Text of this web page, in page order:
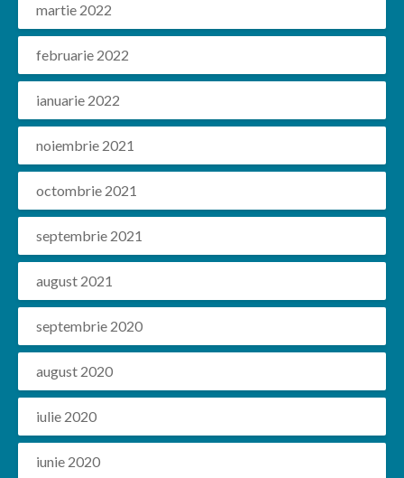
martie 2022
februarie 2022
ianuarie 2022
noiembrie 2021
octombrie 2021
septembrie 2021
august 2021
septembrie 2020
august 2020
iulie 2020
iunie 2020